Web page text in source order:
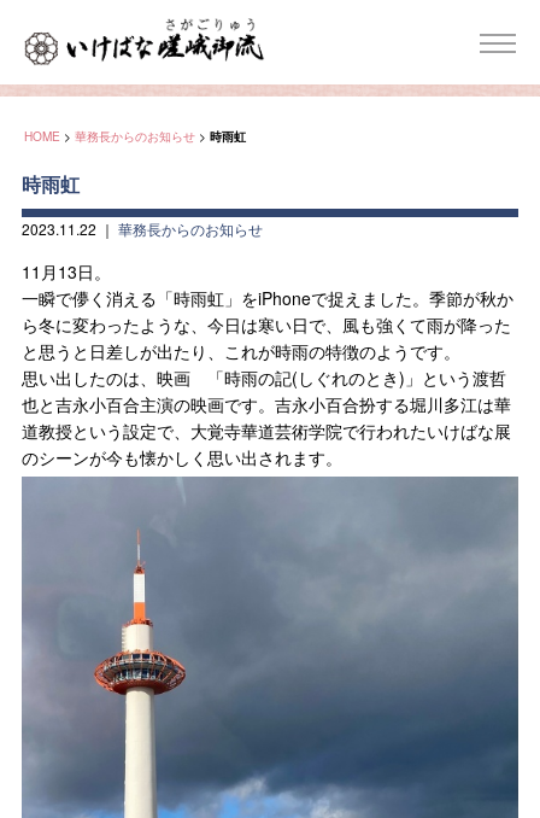
HOME > 華務長からのお知らせ > 時雨虹
時雨虹
2023.11.22 ｜ 華務長からのお知らせ
11月13日。
一瞬で儚く消える「時雨虹」をiPhoneで捉えました。季節が秋か
ら冬に変わったような、今日は寒い日で、風も強くて雨が降った
と思うと日差しが出たり、これが時雨の特徴のようです。
思い出したのは、映画 「時雨の記(しぐれのとき)」という渡哲
也と吉永小百合主演の映画です。吉永小百合扮する堀川多江は華
道教授という設定で、大覚寺華道芸術学院で行われたいけばな展
のシーンが今も懐かしく思い出されます。